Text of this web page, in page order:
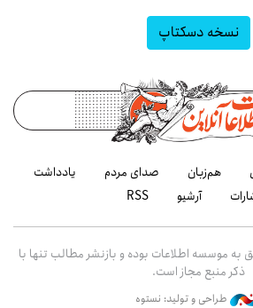
نسخه دسکتاپ
هم‌زبان صدای مردم
یادداشت
آرشیو RSS
موسسه اطلاعات بوده و بازنشر مطالب تنها با
ذکر منبع مجاز است.
طراحی و تولید: نستوه